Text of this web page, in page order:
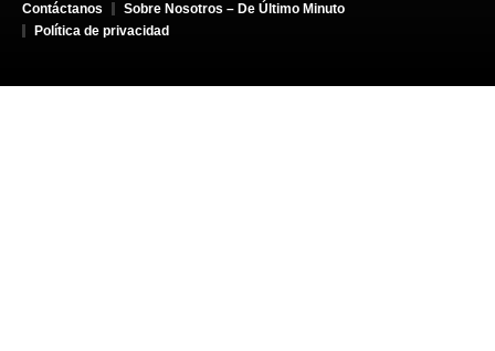
Contáctanos
Sobre Nosotros – De Último Minuto
Política de privacidad